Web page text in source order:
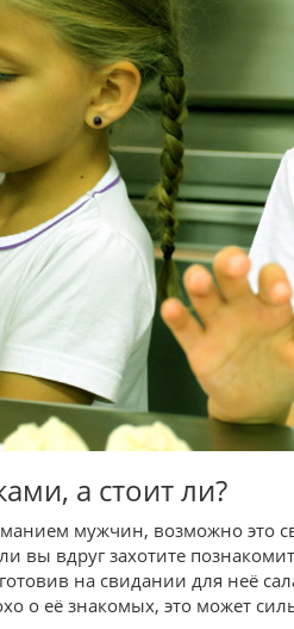
а стоит ли?
мужчин, возможно это
вы вдруг захотите
на свидании для неё
о её знакомых, это может